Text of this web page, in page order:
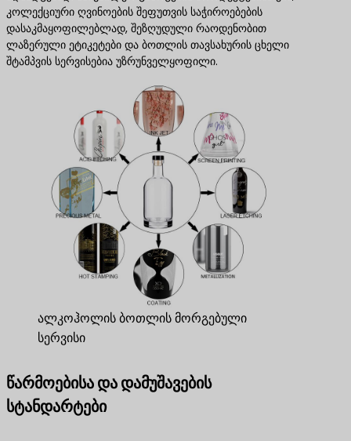
კოლექციური ღვინოების შეფუთვის საჭიროებების
დასაკმაყოფილებლად, შეზღუდული რაოდენობით
ლაზერული ეტიკეტები და ბოთლის თავსახურის ცხელი
შტამპვის სერვისებია უზრუნველყოფილი.
ალკოჰოლის ბოთლის მორგებული
სერვისი
წარმოებისა და დამუშავების
სტანდარტები